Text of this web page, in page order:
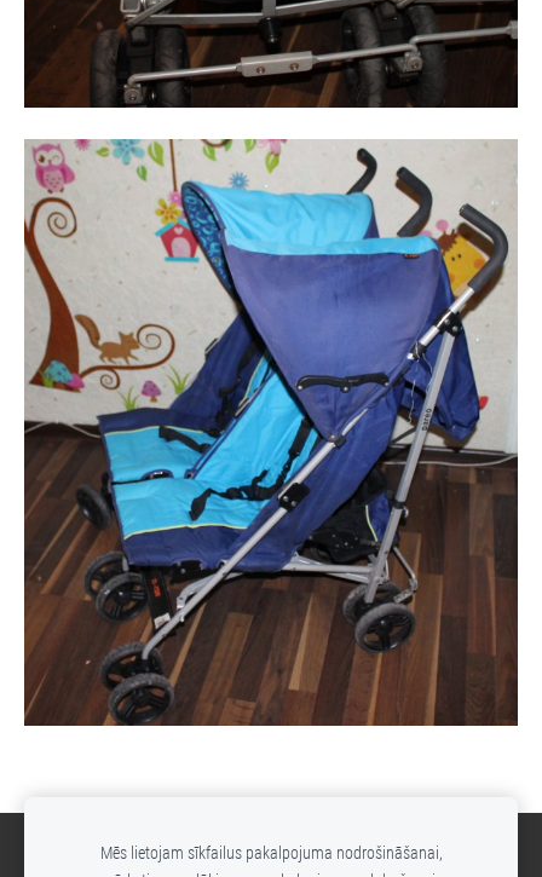
Sīkdatnes
Mēs lietojam sīkfailus pakalpojuma nodrošināšanai,